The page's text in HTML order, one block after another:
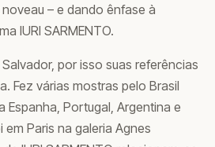
– e dando ênfase à
IURI SARMENTO.
por isso suas referências
Fez várias mostras pelo Brasil
Espanha, Portugal, Argentina e
em Paris na galeria Agnes